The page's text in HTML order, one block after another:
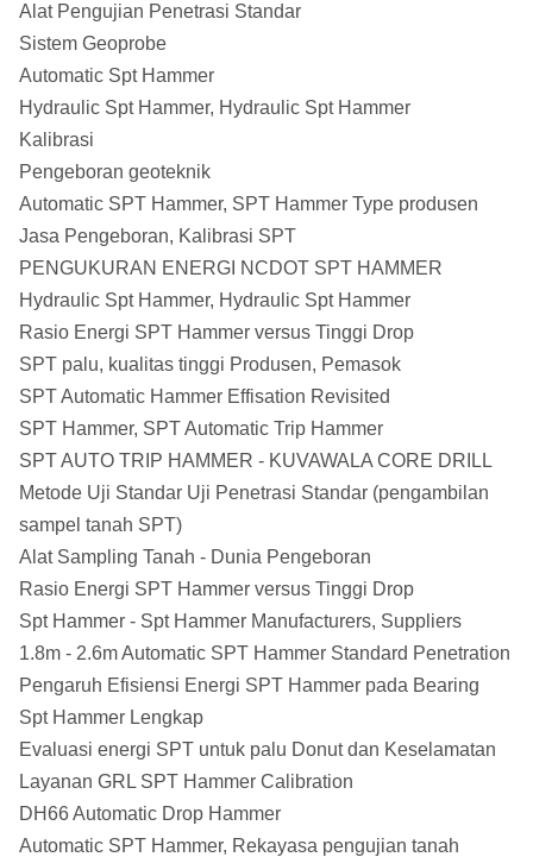
Alat Pengujian Penetrasi Standar
Sistem Geoprobe
Automatic Spt Hammer
Hydraulic Spt Hammer, Hydraulic Spt Hammer
Kalibrasi
Pengeboran geoteknik
Automatic SPT Hammer, SPT Hammer Type produsen
Jasa Pengeboran, Kalibrasi SPT
PENGUKURAN ENERGI NCDOT SPT HAMMER
Hydraulic Spt Hammer, Hydraulic Spt Hammer
Rasio Energi SPT Hammer versus Tinggi Drop
SPT palu, kualitas tinggi Produsen, Pemasok
SPT Automatic Hammer Effisation Revisited
SPT Hammer, SPT Automatic Trip Hammer
SPT AUTO TRIP HAMMER - KUVAWALA CORE DRILL
Metode Uji Standar Uji Penetrasi Standar (pengambilan
sampel tanah SPT)
Alat Sampling Tanah - Dunia Pengeboran
Rasio Energi SPT Hammer versus Tinggi Drop
Spt Hammer - Spt Hammer Manufacturers, Suppliers
1.8m - 2.6m Automatic SPT Hammer Standard Penetration
Pengaruh Efisiensi Energi SPT Hammer pada Bearing
Spt Hammer Lengkap
Evaluasi energi SPT untuk palu Donut dan Keselamatan
Layanan GRL SPT Hammer Calibration
DH66 Automatic Drop Hammer
Automatic SPT Hammer, Rekayasa pengujian tanah